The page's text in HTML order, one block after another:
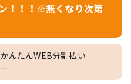
！！！※無くなり次第
んたんWEB分割払い